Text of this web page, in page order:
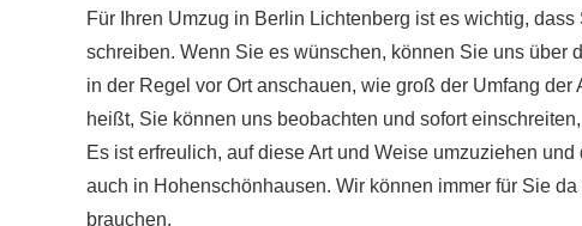
Für Ihren Umzug in Berlin Lichtenberg ist es wichtig,
schreiben. Wenn Sie es wünschen, können Sie uns über
in der Regel vor Ort anschauen, wie groß der Umfang
heißt, Sie können uns beobachten und sofort
Es ist erfreulich, auf diese Art und Weise umzuziehen
auch in Hohenschönhausen. Wir können immer für Sie
brauchen.